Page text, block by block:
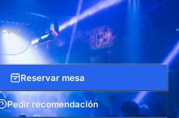
Reservar mesa
Pedir recomendación